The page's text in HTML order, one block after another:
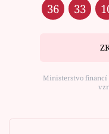
36 33
Ministerstvo financí